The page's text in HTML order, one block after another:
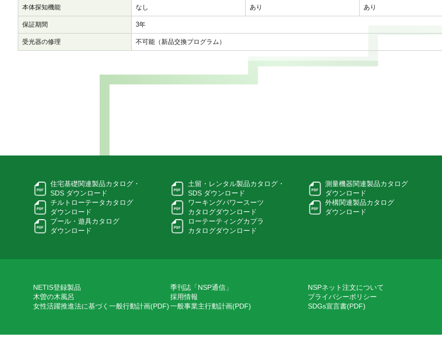
本体探知機能 なし あり あり
保証期間 3年
受光器の修理 不可能（新品交換プログラム）
住宅基礎関連製品カタログ・
SDS ダウンロード
土留・レンタル製品カタログ・
SDS ダウンロード
測量機器関連製品カタログ
ダウンロード
チルトローテータカタログ
ダウンロード
ワーキングパワースーツ
カタログダウンロード
外構関連製品カタログ
ダウンロード
プール・遊具カタログ
ダウンロード
ローテーティングカプラ
カタログダウンロード
NETIS登録製品 季刊誌「NSP通信」
NSPネット注文について
木曽の木風呂
採用情報
プライバシーポリシー
女性活躍推進法に基づく一般行動計画(PDF) 一般事業主行動計画(PDF) SDGs宣言書(PDF)